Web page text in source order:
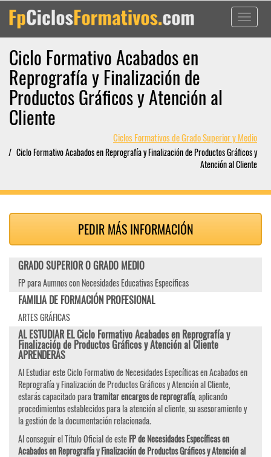
Toggle
Ciclo Formativo Acabados en
Reprografía y Finalización de
Productos Gráficos y Atención al
Cliente
Ciclos Formativos de Grado Superior y Medio
Ciclo Formativo Acabados en Reprografía y Finalización de Productos Gráficos y
Atención al Cliente
PEDIR MÁS INFORMACIÓN
GRADO SUPERIOR O GRADO MEDIO
FP para Aumnos con Necesidades Educativas Específicas
FAMILIA DE FORMACIÓN PROFESIONAL
ARTES GRÁFICAS
AL ESTUDIAR EL Ciclo Formativo Acabados en Reprografía y
Finalización de Productos Gráficos y Atención al Cliente
APRENDERÁS
Al Estudiar este Ciclo Formativo de Necesidades Específicas en Acabados en
Reprografía y Finalización de Productos Gráficos y Atención al Cliente,
estarás capacitado paratramitar encargos de reprografía, aplicando
procedimientos establecidos para la atención al cliente, su asesoramiento y
la gestión de la documentación relacionada.
Al conseguir el Título Oficial de esteFP de Necesidades Específicas en
Acabados en Reprografía y Finalización de Productos Gráficos y Atención al